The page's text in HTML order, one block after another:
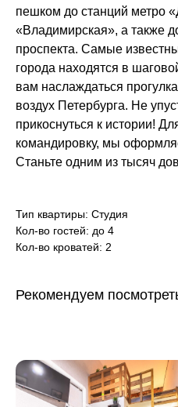
пешком до станций метро
«Владимирская», а также
проспекта. Самые
города находятся в
вам наслаждаться
воздух Петербурга. Не
прикоснуться к истории!
командировку, мы
Станьте одним из тысяч
Тип квартиры: Студия
Кол-во гостей: до 4
Кол-во кроватей: 2
Рекомендуем